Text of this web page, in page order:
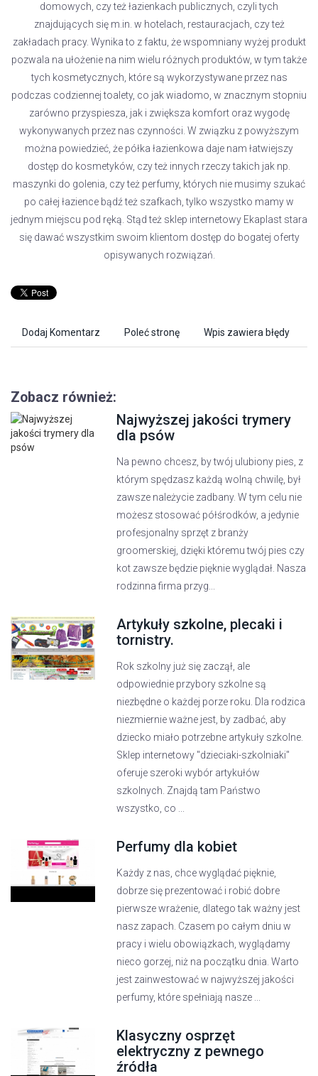
domowych, czy też łazienkach publicznych, czyli tych
znajdujących się m.in. w hotelach, restauracjach, czy też
zakładach pracy. Wynika to z faktu, że wspomniany wyżej produkt
pozwala na ułożenie na nim wielu różnych produktów, w tym także
tych kosmetycznych, które są wykorzystywane przez nas
podczas codziennej toalety, co jak wiadomo, w znacznym stopniu
zarówno przyspiesza, jak i zwiększa komfort oraz wygodę
wykonywanych przez nas czynności. W związku z powyższym
można powiedzieć, że półka łazienkowa daje nam łatwiejszy
dostęp do kosmetyków, czy też innych rzeczy takich jak np.
maszynki do golenia, czy też perfumy, których nie musimy szukać
po całej łazience bądź też szafkach, tylko wszystko mamy w
jednym miejscu pod ręką. Stąd też sklep internetowy Ekaplast stara
się dawać wszystkim swoim klientom dostęp do bogatej oferty
opisywanych rozwiązań.
Dodaj Komentarz Poleć stronę Wpis zawiera błędy
Zobacz również:
Najwyższej jakości trymery
dla psów
Na pewno chcesz, by twój ulubiony pies, z
którym spędzasz każdą wolną chwilę, był
zawsze należycie zadbany. W tym celu nie
możesz stosować półśrodków, a jedynie
profesjonalny sprzęt z branży
groomerskiej, dzięki któremu twój pies czy
kot zawsze będzie pięknie wyglądał. Nasza
rodzinna firma przyg...
Artykuły szkolne, plecaki i
tornistry.
Rok szkolny już się zaczął, ale
odpowiednie przybory szkolne są
niezbędne o każdej porze roku. Dla rodzica
niezmiernie ważne jest, by zadbać, aby
dziecko miało potrzebne artykuły szkolne.
Sklep internetowy "dzieciaki-szkolniaki"
oferuje szeroki wybór artykułów
szkolnych. Znajdą tam Państwo
wszystko, co ...
Perfumy dla kobiet
Każdy z nas, chce wyglądać pięknie,
dobrze się prezentować i robić dobre
pierwsze wrażenie, dlatego tak ważny jest
nasz zapach. Czasem po całym dniu w
pracy i wielu obowiązkach, wyglądamy
nieco gorzej, niż na początku dnia. Warto
jest zainwestować w najwyższej jakości
perfumy, które spełniają nasze ...
Klasyczny osprzęt
elektryczny z pewnego
źródła